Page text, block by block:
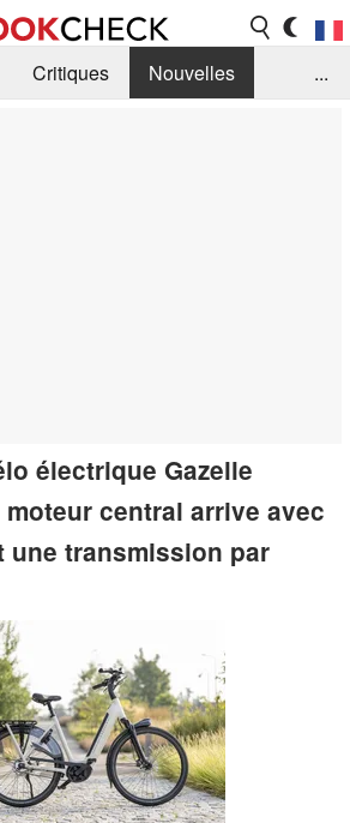
Critiques
Nouvelles
...
électrique Gazelle
moteur central arrive avec
une transmission par